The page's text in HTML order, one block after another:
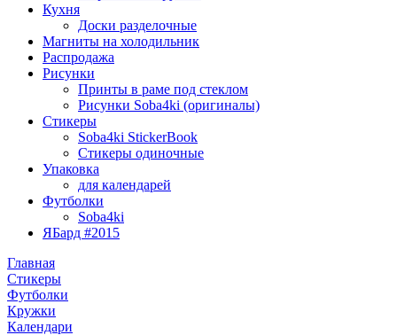
Кухня
Доски разделочные
Магниты на холодильник
Распродажа
Рисунки
Принты в раме под стеклом
Рисунки Soba4ki (оригиналы)
Стикеры
Soba4ki StickerBook
Стикеры одиночные
Упаковка
для календарей
Футболки
Soba4ki
ЯБард #2015
Главная
Стикеры
Футболки
Кружки
Календари